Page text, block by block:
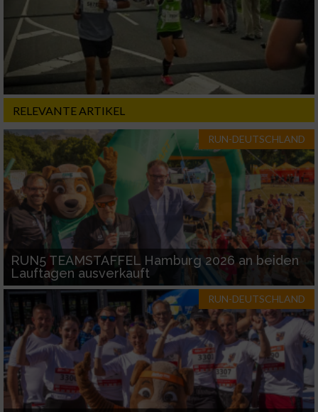
RELEVANTE ARTIKEL
RUN-DEUTSCHLAND
RUN5 TEAMSTAFFEL Hamburg 2026 an beiden
Lauftagen ausverkauft
RUN-DEUTSCHLAND